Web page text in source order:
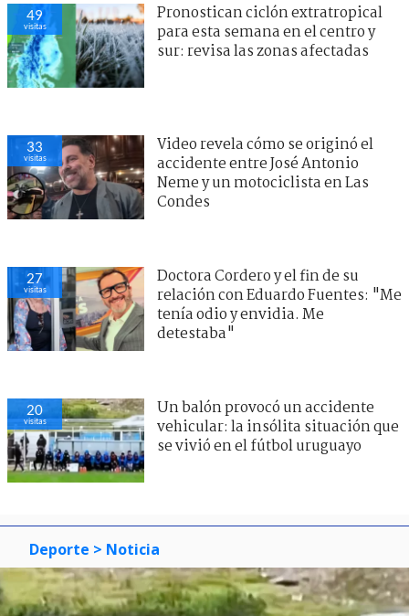
49
visitas
Pronostican ciclón extratropical
para esta semana en el centro y
sur: revisa las zonas afectadas
33
visitas
Video revela cómo se originó el
accidente entre José Antonio
Neme y un motociclista en Las
Condes
27
visitas
Doctora Cordero y el fin de su
relación con Eduardo Fuentes: "Me
tenía odio y envidia. Me
detestaba"
20
visitas
Un balón provocó un accidente
vehicular: la insólita situación que
se vivió en el fútbol uruguayo
Deporte > Noticia